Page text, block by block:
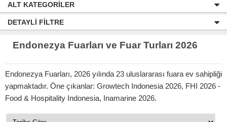
ALT KATEGORILER
DETAYLI FILTRE
Endonezya Fuarları ve Fuar Turları 2026
Endonezya Fuarları, 2026 yılında 23 uluslararası fuara ev sahipliği
yapmaktadır. Öne çıkanlar: Growtech Indonesia 2026, FHI 2026 -
Food & Hospitality Indonesia, Inamarine 2026.